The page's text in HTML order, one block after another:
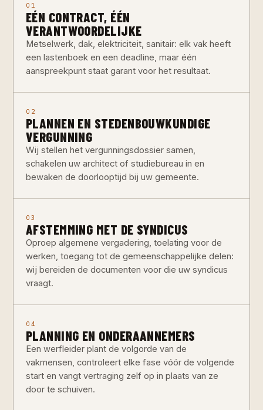
01
EÉN CONTRACT, ÉÉN
VERANTWOORDELIJKE
Metselwerk, dak, elektriciteit, sanitair: elk vak heeft
een lastenboek en een deadline, maar één
aanspreekpunt staat garant voor het resultaat.
02
PLANNEN EN STEDENBOUWKUNDIGE
VERGUNNING
Wij stellen het vergunningsdossier samen,
schakelen uw architect of studiebureau in en
bewaken de doorlooptijd bij uw gemeente.
03
AFSTEMMING MET DE SYNDICUS
Oproep algemene vergadering, toelating voor de
werken, toegang tot de gemeenschappelijke delen:
wij bereiden de documenten voor die uw syndicus
vraagt.
04
PLANNING EN ONDERAANNEMERS
Een werfleider plant de volgorde van de
vakmensen, controleert elke fase vóór de volgende
start en vangt vertraging zelf op in plaats van ze
door te schuiven.